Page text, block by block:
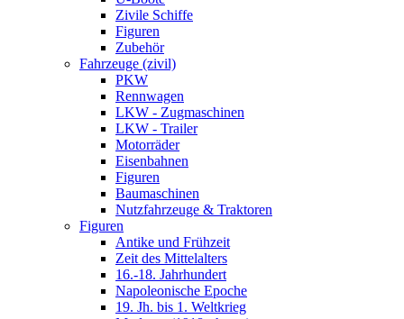
Zivile Schiffe
Figuren
Zubehör
Fahrzeuge (zivil)
PKW
Rennwagen
LKW - Zugmaschinen
LKW - Trailer
Motorräder
Eisenbahnen
Figuren
Baumaschinen
Nutzfahrzeuge & Traktoren
Figuren
Antike und Frühzeit
Zeit des Mittelalters
16.-18. Jahrhundert
Napoleonische Epoche
19. Jh. bis 1. Weltkrieg